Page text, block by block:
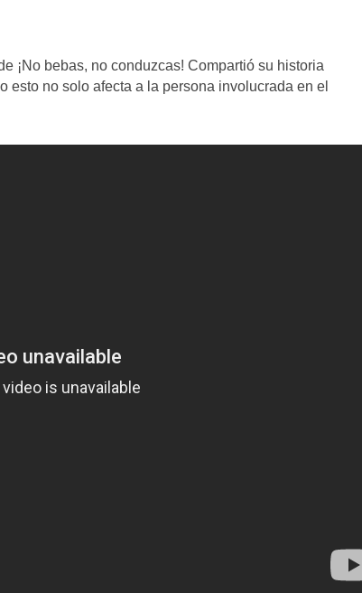
¡No bebas, no conduzcas! Compartió su historia
esto no solo afecta a la persona involucrada en el